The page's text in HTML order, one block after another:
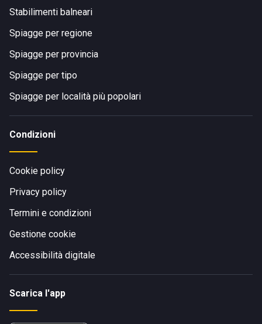
Stabilimenti balneari
Spiagge per regione
Spiagge per provincia
Spiagge per tipo
Spiagge per località più popolari
Condizioni
Cookie policy
Privacy policy
Termini e condizioni
Gestione cookie
Accessibilità digitale
Scarica l'app